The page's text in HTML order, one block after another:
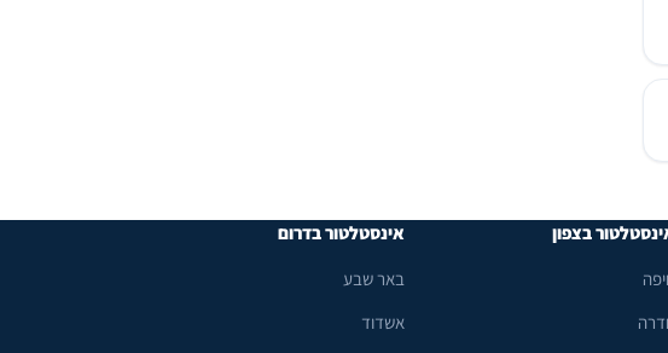
בצפון אינסטלטור בדרום
באר שבע
אשדוד